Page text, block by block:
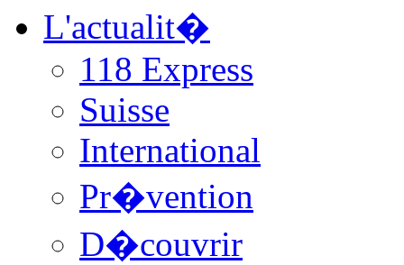
L'actualit�
118 Express
Suisse
International
Pr�vention
D�couvrir